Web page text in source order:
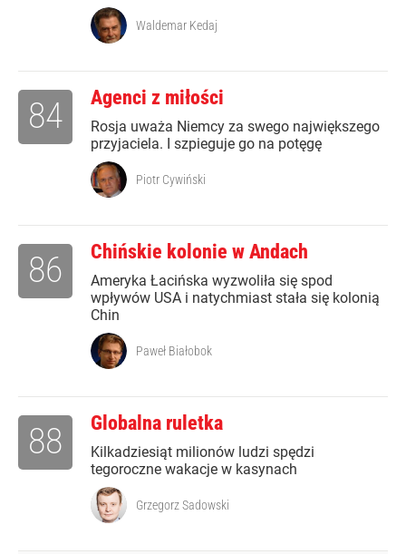
Waldemar Kedaj
Agenci z miłości
Rosja uważa Niemcy za swego największego
przyjaciela. I szpieguje go na potęgę
84
Piotr Cywiński
Chińskie kolonie w Andach
Ameryka Łacińska wyzwoliła się spod
wpływów USA i natychmiast stała się kolonią
Chin
86
Paweł Białobok
Globalna ruletka
Kilkadziesiąt milionów ludzi spędzi
tegoroczne wakacje w kasynach
88
Grzegorz Sadowski